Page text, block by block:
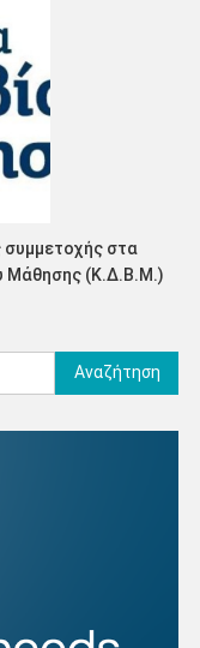
στα
Μάθησης (Κ.Δ.Β.Μ.)
Αναζήτηση
για: